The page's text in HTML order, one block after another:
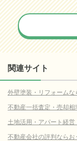
関連サイト
外壁塗装・リフォームな
不動産一括査定・売却
土地活用・アパート経営
不動産会社の評判ならお